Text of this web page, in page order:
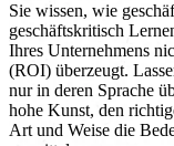
Sie wissen, wie
geschäftskritisch
Ihres Unternehmens
(ROI) überzeugt.
nur in deren Sprache
hohe Kunst, den
Art und Weise die